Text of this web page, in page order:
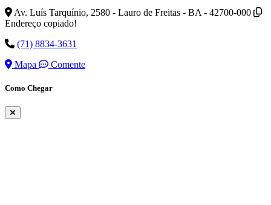
Av. Luís Tarquínio, 2580 - Lauro de Freitas - BA - 42700-000
Endereço copiado!
(71) 8834-3631
Mapa
Comente
Como Chegar